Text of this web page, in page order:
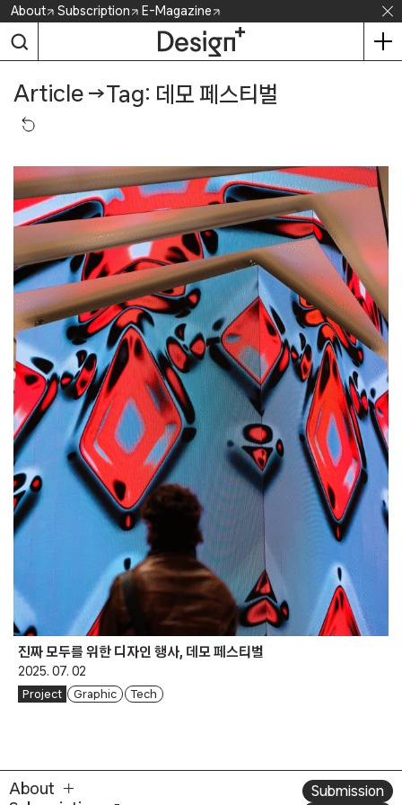
Skip
content
About Subscription E-Magazine
Article →Tag: 데모 페스티벌
진짜 모두를 위한 디자인 행사, 데모 페스티벌
2025. 07. 02
Project Graphic Tech
About
Submission